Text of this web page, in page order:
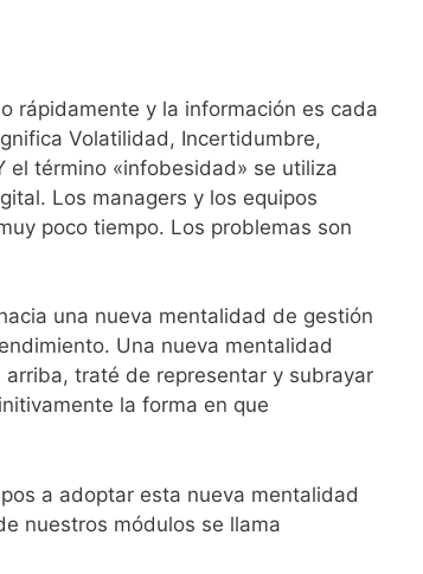
rápidamente y la información es cada
Volatilidad, Incertidumbre,
el término «infobesidad» se utiliza
Los managers y los equipos
poco tiempo. Los problemas son
una nueva mentalidad de gestión
Una nueva mentalidad
traté de representar y subrayar
la forma en que
a adoptar esta nueva mentalidad
nuestros módulos se llama